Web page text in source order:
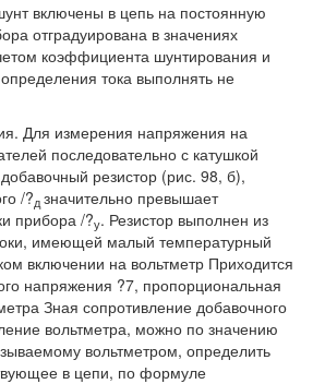
включены в цепь на постоянную
отградуирована в значениях
коэффициента шунтирования и
тока выполнять не
Для измерения напряжения на
последовательно с катушкой
резистор (рис. 98, б),
/?д значительно превышает
прибора /?у. Резистор выполнен из
имеющей малый температурный
включении на вольтметр Приходится
напряжения ?7, пропорциональная
Зная сопротивление добавочного
вольтметра, можно по значению
вольтметром, определить
в цепи, по формуле